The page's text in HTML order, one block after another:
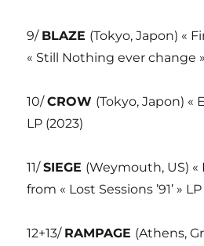
9/ BLAZE (Tokyo, Japon) «
« Still Nothing ever change
10/CROW (Tokyo, Japon) «
LP (2023)
11/SIEGE (Weymouth, US) «
from « Lost Sessions ’91’ »
12+13/ RAMPAGE (Athens,